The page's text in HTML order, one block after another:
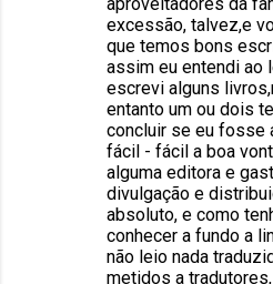
excessão, talvez,e
que temos bons
assim eu entendi ao
escrevi alguns
entanto um ou dois
concluir se eu fosse
fácil - fácil a boa
alguma editora e
divulgação e
absoluto, e como
conhecer a fundo a
não leio nada
metidos a